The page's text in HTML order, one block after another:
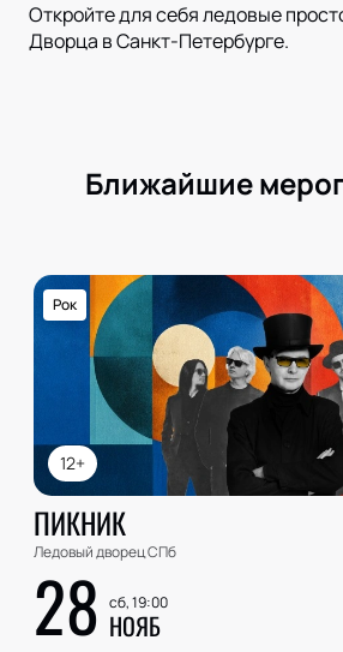
Откройте для себя ледовые
Дворца в Санкт-Петербурге.
Ближайшие
12+
Рок
ПИКНИК
Ледовый дворец СПб
28 сб, 19:00
НОЯБ